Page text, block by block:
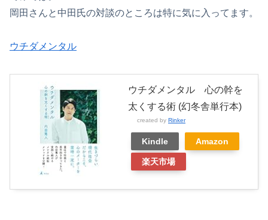
岡田さんと中田氏の対談のところは特に気に入ってます。
ウチダメンタル
ウチダメンタル 心の幹を
太くする術 (幻冬舎単行本)
created by Rinker
Kindle Amazon
楽天市場